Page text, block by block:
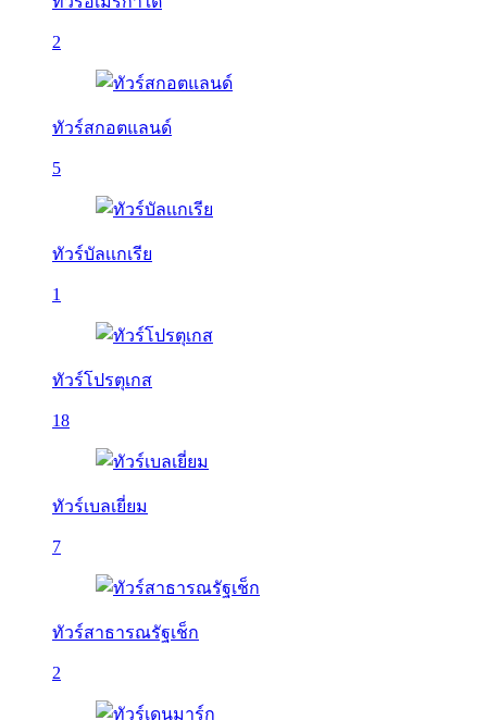
2
ทัวร์สกอตแลนด์
5
ทัวร์บัลเเกเรีย
1
ทัวร์โปรตุเกส
18
ทัวร์เบลเยี่ยม
7
ทัวร์สาธารณรัฐเช็ก
2